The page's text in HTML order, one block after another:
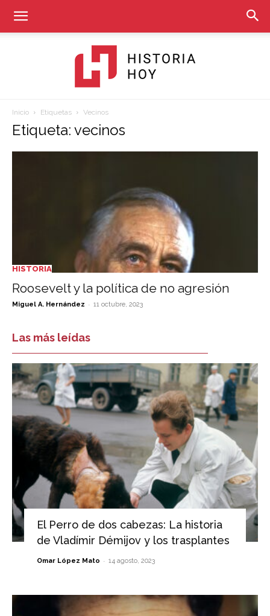
Inicio Etiquetas Vecinos
Etiqueta: vecinos
HISTORIA
Roosevelt y la política de no agresión
Miguel A. Hernández - 11 octubre, 2023
Las más leídas
El Perro de dos cabezas: La historia
de Vladímir Démijov y los trasplantes
Omar López Mato - 14 agosto, 2023